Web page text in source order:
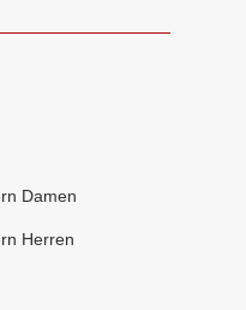
Damen
Herren